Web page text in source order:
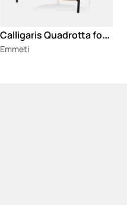
C
alligaris Quadrotta fotelja
Emmeti